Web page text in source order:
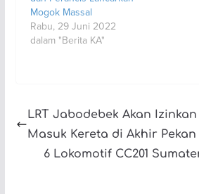
Mogok Massal
Rabu, 29 Juni 2022
dalam "Berita KA"
LRT Jabodebek Akan
Masuk Kereta di Akhir Pekan
6 Lokomotif CC201